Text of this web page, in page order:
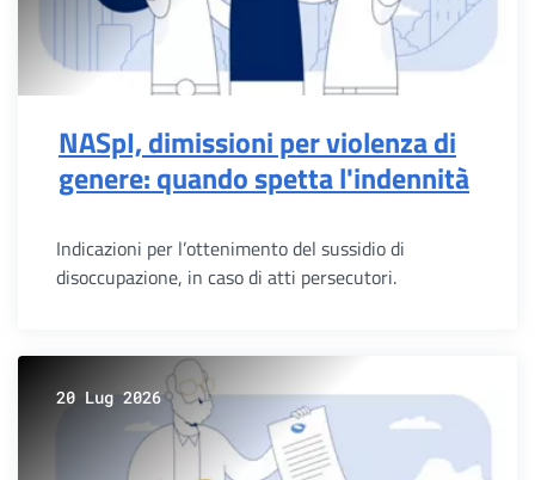
NASpI, dimissioni per violenza di
genere: quando spetta l'indennità
Indicazioni per l’ottenimento del sussidio di
disoccupazione, in caso di atti persecutori.
20 Lug 2026